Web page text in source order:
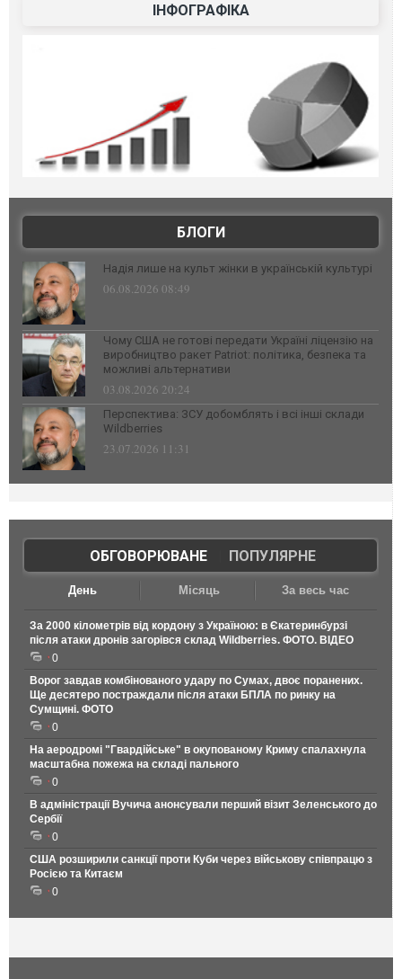
ІНФОГРАФІКА
БЛОГИ
Надія лише на культ жінки в українській культурі
06.08.2026 08:49
Чому США не готові передати Україні ліцензію на
виробництво ракет Patriot: політика, безпека та
можливі альтернативи
03.08.2026 20:24
Перспектива: ЗСУ добомблять і всі інші склади
Wildberries
23.07.2026 11:31
ОБГОВОРЮВАНЕ| ПОПУЛЯРНЕ
День Місяць За весь час
За 2000 кілометрів від кордону з Україною: в Єкатеринбурзі
після атаки дронів загорівся склад Wildberries. ФОТО. ВІДЕО
0
Ворог завдав комбінованого удару по Сумах, двоє поранених.
Ще десятеро постраждали після атаки БПЛА по ринку на
Сумщині. ФОТО
0
На аеродромі "Гвардійське" в окупованому Криму спалахнула
масштабна пожежа на складі пального
0
В адміністрації Вучича анонсували перший візит Зеленського до
Сербії
0
США розширили санкції проти Куби через військову співпрацю з
Росією та Китаєм
0